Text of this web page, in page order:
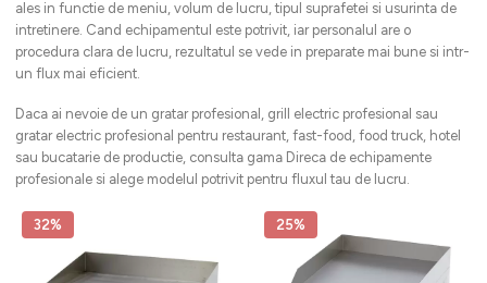
ales in functie de meniu, volum de lucru, tipul suprafetei si usurinta de
intretinere. Cand echipamentul este potrivit, iar personalul are o
procedura clara de lucru, rezultatul se vede in preparate mai bune si intr-
un flux mai eficient.
Daca ai nevoie de un gratar profesional, grill electric profesional sau
gratar electric profesional pentru restaurant, fast-food, food truck, hotel
sau bucatarie de productie, consulta gama Direca de echipamente
profesionale si alege modelul potrivit pentru fluxul tau de lucru.
32% 25%